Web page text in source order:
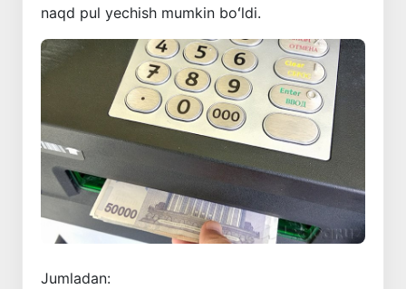
naqd pul yechish mumkin boʻldi.
Jumladan: